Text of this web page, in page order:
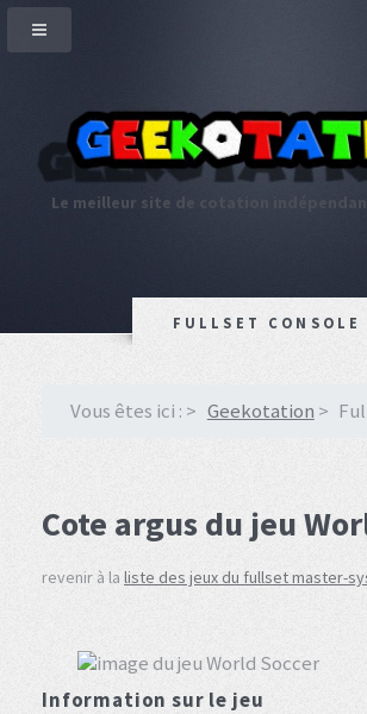
Le meilleur site de cotation
FULLSET CONSOLE
Vous êtes ici : Geekotation
Cote argus du jeu
revenir à la liste des jeux du fullset master-
Information sur le jeu